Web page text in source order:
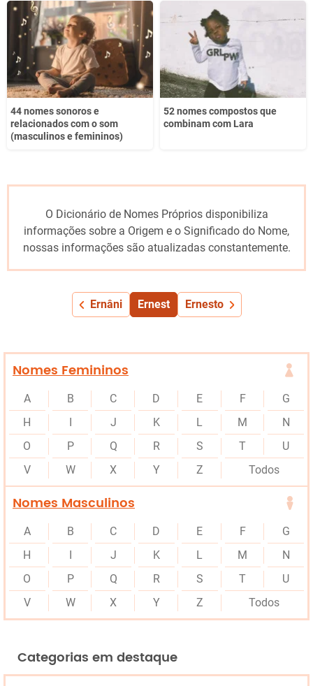
44 nomes sonoros e
relacionados com o som
(masculinos e femininos)
52 nomes compostos que
combinam com Lara
O Dicionário de Nomes Próprios disponibiliza
informações sobre a Origem e o Significado do Nome,
nossas informações são atualizadas constantemente.
Ernâni Ernest Ernesto
Nomes Femininos
A B C D E F
G
H
J K L M
N
O
P Q R S T
U
V
W X Y Z Todos
Nomes Masculinos
A B C D E F
G
H
J K L M
N
O
P Q R S T
U
V
W X Y Z Todos
Categorias em destaque